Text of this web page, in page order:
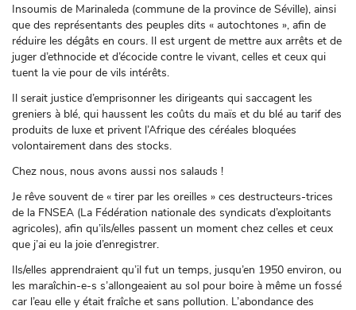
Insoumis de Marinaleda (commune de la province de Séville), ainsi
que des représentants des peuples dits « autochtones », afin de
réduire les dégâts en cours. Il est urgent de mettre aux arrêts et de
juger d’ethnocide et d’écocide contre le vivant, celles et ceux qui
tuent la vie pour de vils intérêts.
Il serait justice d’emprisonner les dirigeants qui saccagent les
greniers à blé, qui haussent les coûts du maïs et du blé au tarif des
produits de luxe et privent l’Afrique des céréales bloquées
volontairement dans des stocks.
Chez nous, nous avons aussi nos salauds !
Je rêve souvent de « tirer par les oreilles » ces destructeurs-trices
de la FNSEA (La Fédération nationale des syndicats d’exploitants
agricoles), afin qu’ils/elles passent un moment chez celles et ceux
que j’ai eu la joie d’enregistrer.
Ils/elles apprendraient qu’il fut un temps, jusqu’en 1950 environ, ou
les maraîchin-e-s s’allongeaient au sol pour boire à même un fossé
car l’eau elle y était fraîche et sans pollution. L’abondance des